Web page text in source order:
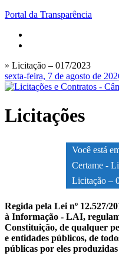
Portal da Transparência
» Licitação – 017/2023
sexta-feira, 7 de agosto de
Licitações
Você está
Certame -
Licitação –
Regida pela Lei nº 12.527/
à Informação - LAI,
Constituição, de qualquer
e entidades públicos, de
públicas por eles